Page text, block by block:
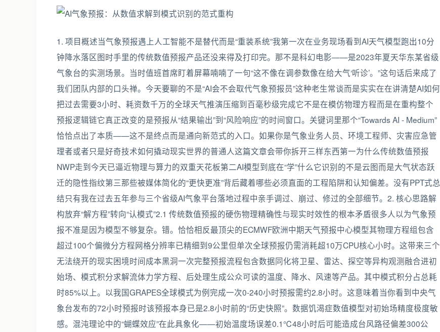
1. 项目概述当气象预报遇上人工智能不是替代而是“重装系统”我第一次在业务现场看到AI天气模型跑出10分
钟降水落区图时手里的传统数值预报产品还没来得及打印完。那不是科幻电影——是2023年夏天华东某省级
气象台的实测场景。当时值班首席盯着屏幕喃喃了一句“这不像在调参数像在给大气‘听诊’。”这句话后来成了
我们团队内部的口头禅。今天要聊的不是“AI会不会取代气象预报员”这种老生常谈而是实实在在讲清楚AI如何
把过去需要3小时、耗资数千万的全球天气推演压缩到百毫秒级完成它不是在模仿物理方程而是在重构整个
预报逻辑链它真正改变的是预报从“结果输出”到“风险响应”的时间窗口。关键词里那个“Towards AI - Medium”
恰恰点出了本质——这不是终点而是通向新范式的入口。如果你是气象业务人员、环境工程师、灾害应急管
理者或者只是好奇技术如何撬动现实世界的普通人这篇文章会带你拆开三样东西第一为什么传统数值预报
NWP走到今天已逼近物理与算力的双重天花板第二AI模型到底在“学”什么它识别的不是云图而是大气状态跃
迁的隐性指纹第三那些被媒体简化的“更快更准”背后藏着哪些必须直面的工程陷阱和认知偏差。没有PPT式总
结只有我在过去五年参与三个省级AI气象平台落地过程中亲手调过、崩过、修过的全部细节。2. 核心思路解
构放弃“解方程”转向“认模式”2.1 传统数值预报的硬伤物理精确性与现实时效性的根本矛盾很多人以为气象预
报不准是因为模型不够复杂。错。恰恰相反最顶尖的ECMWF欧洲中期天气预报中心模型其物理方程组包含
超过100个偏微分方程网格分辨率已精细到9公里但单次全球预报仍需消耗超10万CPU核心小时。这带来三个
无法绕开的现实困境时间成本黑洞一次完整预报流程包含数据同化将卫星、雷达、探空等异构观测融合进初
始场、模式积分求解流体力学方程、后处理生成公众可读的温度、降水、风速等产品。其中模式积分占总耗
时85%以上。以我国GRAPES全球模式为例完成一次0-240小时预报需约2.8小时。这意味着当你看到中央气
象台发布的72小时预报时该预报本身已是2.8小时前的“历史快照”。数据饥渴症数值模型对初始场精度极度敏
感。混沌理论中的“蝴蝶效应”在此具象化——初始温度场误差0.1℃48小时后可能造成台风路径偏差300公